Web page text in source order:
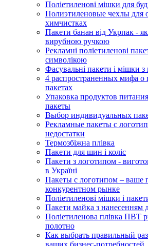
Поліетиленові мішки для
Полиэтиленовые чехлы для
химчистках
Пакети банан від Укрпак -
вирубною ручкою
Рекламні поліетиленові
символікою
Фасувальні пакети і мішки з
4 распространенных мифа о
пакетах
Упаковка продуктов
пакеты
Выбор индивидуальных
Рекламные пакеты с
недостатки
Термозбіжна плівка
Пакети для шин і коліс
Пакети з логотипом -
в Україні
Пакеты с логотипом – ваше
конкурентном рынке
Поліетиленові мішки і
Пакети майка з нанесенням
Поліетиленова плівка ПВТ
полотно
Как выбрать правильный
ваших бизнес-потребностей